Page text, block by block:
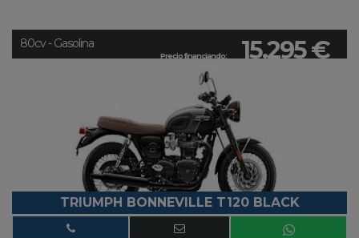
Precio financiando: 15.295 €
80cv - Gasolina
TRIUMPH BONNEVILLE T120 BLACK